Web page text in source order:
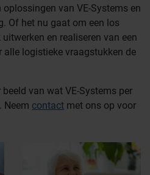
van VE-Systems en
Of het nu gaat om een los
en realiseren van een
alle logistieke vraagstukken de
van wat VE-Systems per
Neem contact met ons op voor